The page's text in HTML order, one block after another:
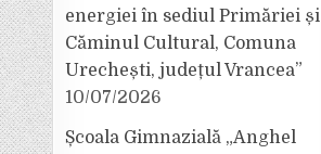
energiei în sediul Primăriei și
Căminul Cultural, Comuna
Urechești, județul Vrancea”
10/07/2026
Școala Gimnazială „Anghel